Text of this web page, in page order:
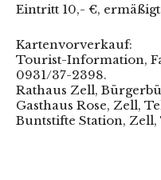
Eintritt 10,- €,
Kartenvorverkauf:
Tourist-Information,
0931/37-2398.
Rathaus Zell,
Gasthaus Rose, Zell,
Buntstifte Station, Zell,